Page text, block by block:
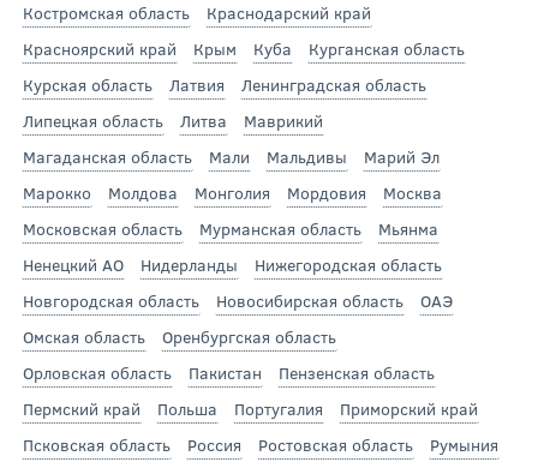
Костромская область
Краснодарский край
Красноярский край
Крым Куба
Курганская область
Курская область
Латвия
Ленинградская область
Липецкая область
Литва
Маврикий
Магаданская область
Мали Мальдивы
Марий Эл
Марокко
Молдова Монголия Мордовия
Москва
Московская область
Мурманская область
Мьянма
Ненецкий АО
Нидерланды
Нижегородская область
Новгородская область
Новосибирская область
ОАЭ
Омская область
Оренбургская область
Орловская область
Пакистан
Пензенская область
Пермский край
Польша Португалия
Приморский край
Псковская область
Россия Ростовская область
Румыния